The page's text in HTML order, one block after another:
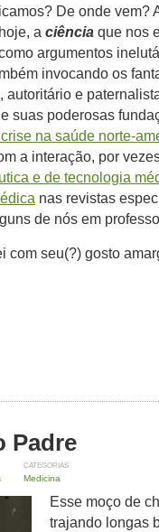
De onde vem?
a ciência que nos
argumentos
invocando os
autoritário e
suas poderosas
na saúde norte-
a interação, por
e de tecnologia
nas revistas
de nós em
com seu(?) gosto
Padre
CATEGORIAS
Medicina
Esse moço de
trajando longas